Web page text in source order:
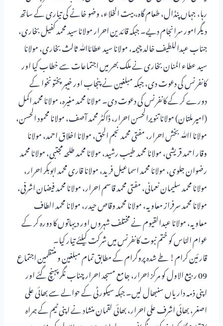
رہا، جہاں پنڈال، طعام گاہ، بیت الخلاء، وضو خانے کی تیاری کے ساتھ
دیگر امور سرانجام دیے۔ جبکہ قائدین احرار مولانا سید محمد کفیل بخاری،
جناب عبداللطیف خالد چیمہ، مولانا سید عطائاﷲ ثالث بخاری، مولانا
سید عطاء المنان بخاری نے ملک بھر میں اجتماعات سے خطاب کیا اور
کانفرنس کی دعوت دی، جبکہ مبلغین نے پنجاب اور خیبر پختونخوا کے
دورے کر کے کانفرنس کی دعوت دی۔ مولانا محمد مغیرہ، مولانا محمد اکمل
(امیر ملتان) مولانا تنویرالحسن احرار، ڈاکٹر محمد آصف، مولانا محمود الحسن،
مولانا اﷲ بخش احرار، مفتی محمد نجم الحق، مولانا اخلاق احمد، مولانا
وقار احمد قریشی، مولانا محمد طیب رشید، مولانا محمد طلحہ مجتبی، مولانا محمد
رضوان جلوی، مولانا محمد اسماعیل فرید، مولانا قاری محمد ابوبکر احرار،
مولانا محمد سلیمان نعمانی، مفتی محمد قاسم احرار، مولانا محمد فیضان اشرفی،
مولانا محمد سرفراز معاویہ، مولانا محمد وقاص حیدر، مولانا محمد الطاف
معاویہ، مولانا عبدالقیوم نے مختلف شہروں اور دیہاتوں کا دورہ کر کے
عوام الناس کو ختم نبوت کانفرنس میں شرکت کیلئے تیار کیا۔
قارئین کرام! طے شدہ پروگرام کے مطابق تمام مبلغین و منتظمین اجتماع
09 ربیع الاول کو مرکز احرار، جامع مسجد احرار چناب نگر پہنچ گئے اور
اپنی ذمہ داریاں سنبھال لیں۔ جبکہ سیکورٹی کے حوالے سے بھائی علی
اصغر، بھائی اشرف علی احرار، بھائی لقمان منشاد نے اپنی ٹیم کے ہمراہ